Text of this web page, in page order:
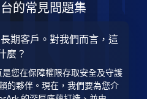
的常見問題集
期客戶。對我們而言，這
麼？
您在保障權限存取安全及守護
的夥伴。現在，我們要為您介